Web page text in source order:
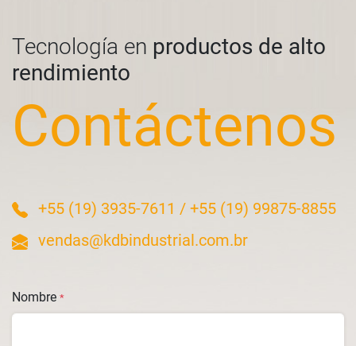
Tecnología en productos de alto
rendimiento
Contáctenos
+55 (19) 3935-7611 / +55 (19) 99875-8855
vendas@kdbindustrial.com.br
Nombre *